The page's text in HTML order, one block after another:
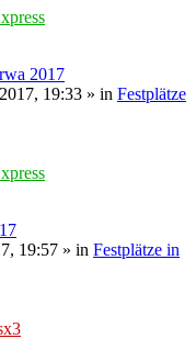
2017
19:33 » in Festplätze
19:57 » in Festplätze in